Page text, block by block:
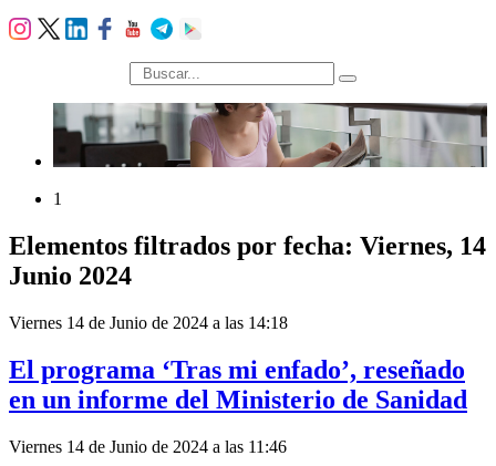
búsqueda
1
Elementos filtrados por fecha: Viernes, 14
Junio 2024
Viernes 14 de Junio de 2024 a las 14:18
El programa ‘Tras mi enfado’, reseñado
en un informe del Ministerio de Sanidad
Viernes 14 de Junio de 2024 a las 11:46